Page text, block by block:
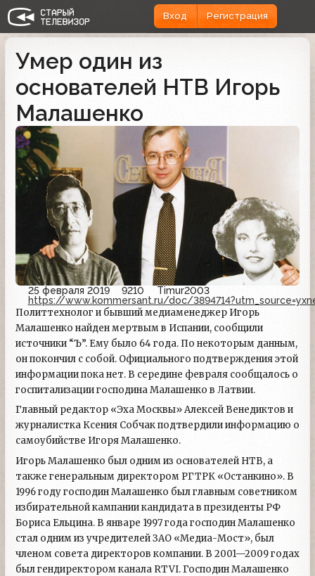
Вход Регистрация
Умер один из
основателей НТВ Игорь
Малашенко
25 февраля 2019 9210
Timur2003
https://www.kommersant.ru/doc/
Политтехнолог и бывший медиаменеджер Игорь
Малашенко найден мертвым в Испании, сообщили
источники “Ъ”. Ему было 64 года. По некоторым данным,
он покончил с собой. Официального подтверждения этой
информации пока нет. В середине февраля сообщалось о
госпитализации господина Малашенко в Латвии.
Главный редактор «Эха Москвы» Алексей Венедиктов и
журналистка Ксения Собчак подтвердили информацию о
самоубийстве Игоря Малашенко.
Игорь Малашенко был одним из основателей НТВ, а
также генеральным директором РГТРК «Останкино». В
1996 году господин Малашенко был главным советником
избирательной кампании кандидата в президенты РФ
Бориса Ельцина. В январе 1997 года господин Малашенко
стал одним из учредителей ЗАО «Медиа-Мост», был
членом совета директоров компании. В 2001—2009 годах
был гендиректором канала RTVI. Господин Малашенко